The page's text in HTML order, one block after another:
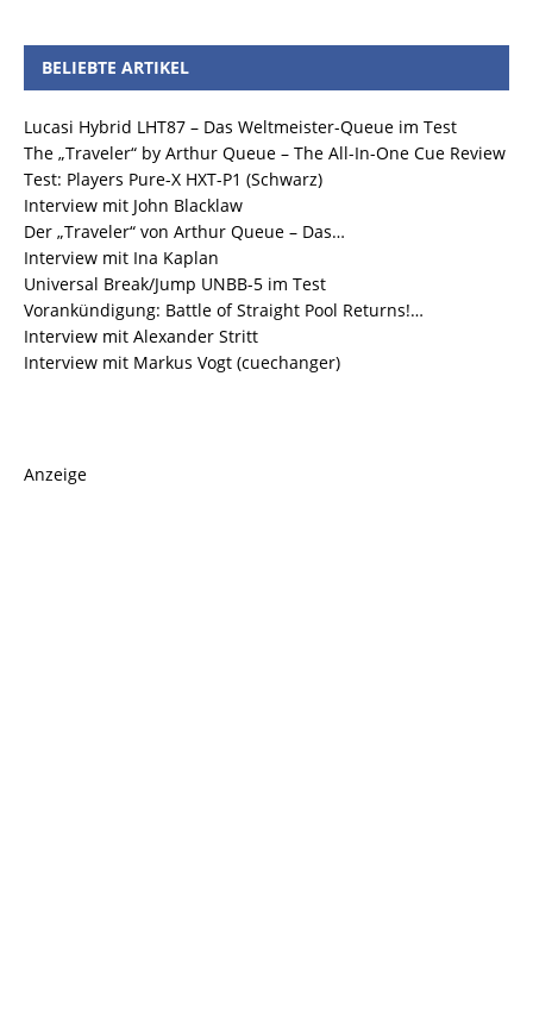
BELIEBTE ARTIKEL
Lucasi Hybrid LHT87 – Das Weltmeister-Queue im Test
The „Traveler“ by Arthur Queue – The All-In-One Cue Review
Test: Players Pure-X HXT-P1 (Schwarz)
Interview mit John Blacklaw
Der „Traveler“ von Arthur Queue – Das…
Interview mit Ina Kaplan
Universal Break/Jump UNBB-5 im Test
Vorankündigung: Battle of Straight Pool Returns!…
Interview mit Alexander Stritt
Interview mit Markus Vogt (cuechanger)
Anzeige